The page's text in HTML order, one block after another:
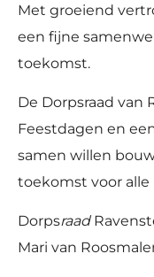
Met groeiend
een fijne
toekomst.
De Dorpsraad van
Feestdagen en
samen willen
toekomst voor alle
Dorpsraad
Mari van